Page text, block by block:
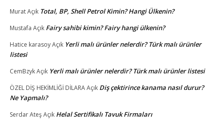
MuratAçık Total, BP, Shell Petrol Kimin? Hangi Ülkenin?
Mustafa Açık Fairy sahibi kimin? Fairy hangi ülkenin?
Hatice karasoyAçık Yerli malı ürünler nelerdir? Türk malı ürünler
listesi
CemBzykAçık Yerli malı ürünler nelerdir? Türk malı ürünler listesi
ÖZEL DİŞ HEKİMLİĞİ DİLARAAçık Diş çektirince kanama nasıl durur?
Ne Yapmalı?
Serdar AteşAçık Helal Sertifikalı Tavuk Firmaları